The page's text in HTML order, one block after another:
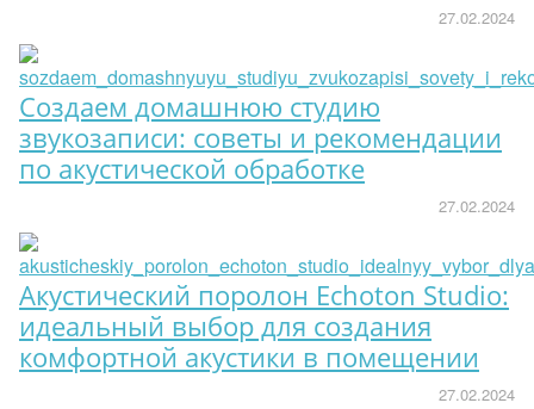
27.02.2024
Создаем домашнюю студию
звукозаписи: советы и рекомендации
по акустической обработке
27.02.2024
Акустический поролон Echoton Studio:
идеальный выбор для создания
комфортной акустики в помещении
27.02.2024